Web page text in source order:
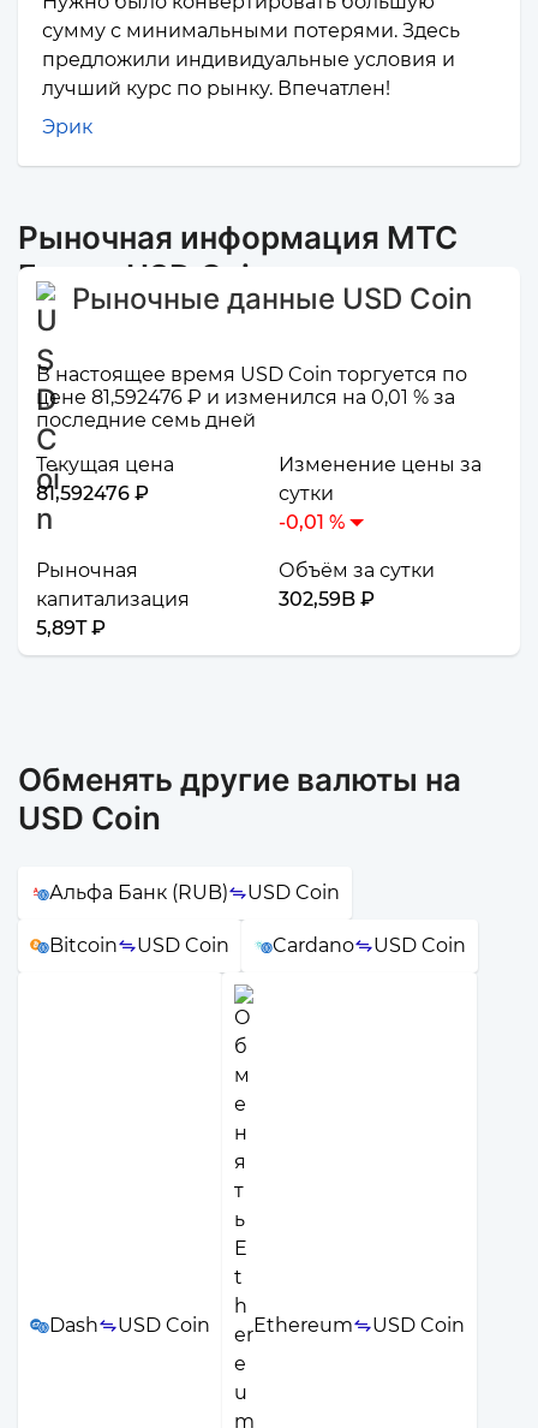
сумму с минимальными потерями. Здесь
предложили индивидуальные условия и
лучший курс по рынку. Впечатлен!
Эрик
Рыночная информация МТС
Банк и USD Coin
Рыночные данные USD Coin
В настоящее время USD Coin торгуется по
цене 81,592476 ₽ и изменился на 0,01 % за
последние семь дней
Текущая цена
81,592476 ₽
Изменение цены за
сутки
-0,01 %
Рыночная
капитализация
5,89T ₽
Объём за сутки
302,59B ₽
Обменять другие валюты на
USD Coin
Альфа Банк (RUB) USD Coin
Bitcoin USD Coin Cardano USD Coin
Dash USD Coin Ethereum USD Coin